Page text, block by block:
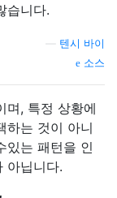
습니다.
텐시 바이
소스
며, 특정 상황에
하는 것이 아니
있는 패턴을 인
아닙니다.